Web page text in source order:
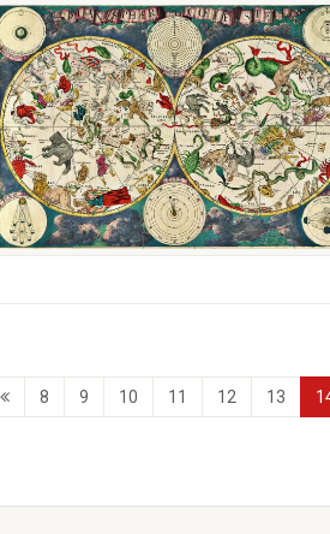
8 9 10 11 12 13